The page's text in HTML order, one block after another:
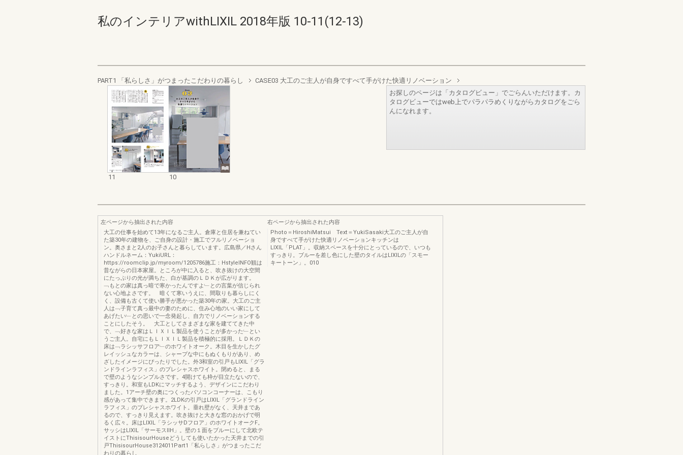
私のインテリアwithLIXIL 2018年版 10-11(12-13)
PART1 「私らしさ」がつまったこだわりの暮らし CASE03 大工のご主人が自身ですべて手がけた快適リノベーション
11 10
お探しのページは「カタログビュー」でごらんいただけます。カ
タログビューではweb上でパラパラめくりながらカタログをごら
んになれます。
左ページから抽出された内容
大工の仕事を始めて13年になるご主人。倉庫と住居を兼ねてい
た築30年の建物を、ご自身の設計・施工でフルリノベーショ
ン。奥さまと2人のお子さんと暮らしています。広島県／Hさん
ハンドルネーム：YukiURL：
https://roomclip.jp/myroom/1205786施工：HstyleINFO観は
昔ながらの日本家屋。ところが中に入ると、吹き抜けの大空間
にたっぷりの光が満ちた、白が基調のＬＤＫが広がります。
﹁もとの家は真っ暗で寒かったんですよ﹂との言葉が信じられ
ない心地よさです。 暗くて寒いうえに、間取りも暮らしにく
く、設備も古くて使い勝手が悪かった築30年の家。大工のご主
人は﹁子育て真っ最中の妻のために、住み心地のいい家にして
あげたい﹂との思いで一念発起し、自力でリノベーションする
ことにしたそう。 大工としてさまざまな家を建ててきた中
で、﹁好きな家はＬＩＸＩＬ製品を使うことが多かった﹂とい
うご主人。自宅にもＬＩＸＩＬ製品を積極的に採用。ＬＤＫの
床は﹁ラシッサフロア﹂のホワイトオーク。木目を生かしたグ
レイッシュなカラーは、シャープな中にもぬくもりがあり、め
ざしたイメージにぴったりでした。外3和室の引戸もLIXIL「グラ
ンドラインラフィス」のプレシャスホワイト。閉めると、まる
で壁のようなシンプルさです。4開けても枠が目立たないので、
すっきり。和室もLDKにマッチするよう、デザインにこだわり
ました。1アーチ壁の奥につくったパソコンコーナーは、こもり
感があって集中できます。2LDKの引戸はLIXIL「グランドライン
ラフィス」のプレシャスホワイト。垂れ壁がなく、天井まであ
るので、すっきり見えます。吹き抜けと大きな窓のおかげで明
るく広々。床はLIXIL「ラシッサDフロア」のホワイトオークF。
サッシはLIXIL「サーモスⅡH」。壁の１面をブルーにして北欧テ
イストにThisisourHouseどうしても使いたかった天井までの引
戸ThisisourHouse3124011Part1「私らしさ」がつまったこだ
わりの暮らし
右ページから抽出された内容
Photo＝HiroshiMatsui Text＝YukiSasaki大工のご主人が自
身ですべて手がけた快適リノベーションキッチンは
LIXIL「PLAT」。収納スペースを十分にとっているので、いつも
すっきり。ブルーを差し色にした壁のタイルはLIXILの「スモー
キートーン」。010